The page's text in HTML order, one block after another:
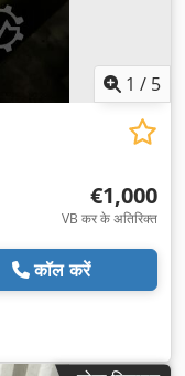
1 / 5
€1,000
VB कर के अतिरिक्त
कॉल करें